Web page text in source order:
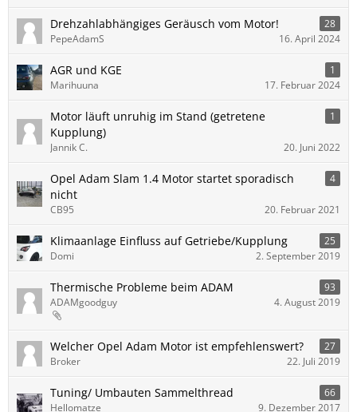
Drehzahlabhängiges Geräusch vom Motor!
28
PepeAdamS
16. April 2024
AGR und KGE
1
Marihuuna
17. Februar 2024
Motor läuft unruhig im Stand (getretene
Kupplung)
1
Jannik C. 20. Juni 2022
Opel Adam Slam 1.4 Motor startet sporadisch
nicht
4
CB95 20. Februar 2021
Klimaanlage Einfluss auf Getriebe/Kupplung
25
Domi
2. September 2019
Thermische Probleme beim ADAM
93
ADAMgoodguy
4. August 2019
Welcher Opel Adam Motor ist empfehlenswert?
27
Broker
22. Juli 2019
Tuning/ Umbauten Sammelthread
66
Hellomatze
9. Dezember 2017